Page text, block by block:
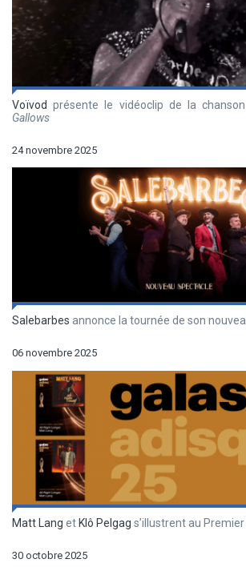
Voïvod présente le vidéoclip de la chanson
Gallows
24 novembre 2025
Salebarbes annonce la tournée de son
06 novembre 2025
Matt Lang et Klô Pelgag s’illustrent au Premier
30 octobre 2025